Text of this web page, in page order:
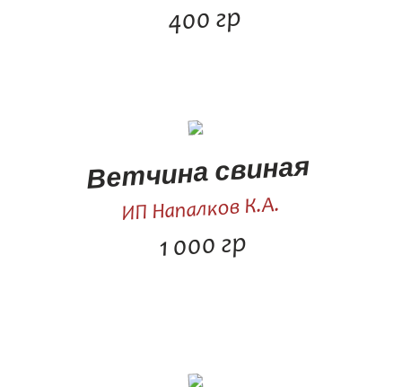
400 гр
Ветчина свиная
ИП Напалков К.А.
1 000 гр